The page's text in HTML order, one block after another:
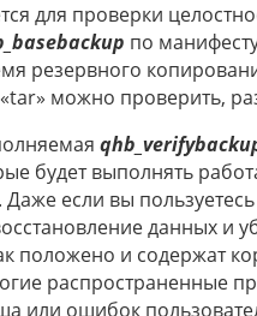
для проверки
по
резервного
можно проверить,
будет выполнять
если вы
данных и
положено и содержат
распространенные
или ошибок